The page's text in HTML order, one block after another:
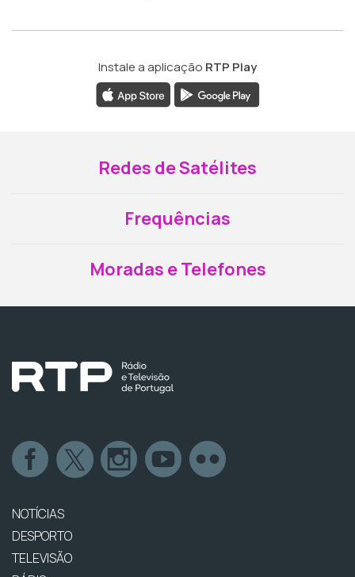
Instale a aplicação RTP Play
Redes de Satélites
Frequências
Moradas e Telefones
NOTÍCIAS
DESPORTO
TELEVISÃO